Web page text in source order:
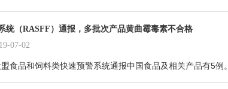
统（RASFF）通报，多批次产品黄曲霉毒素不合格
07-02
食品和饲料类快速预警系统通报中国食品及相关产品有5例。